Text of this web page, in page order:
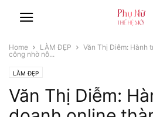
Home LÀM ĐẸP
Văn Thị Diễm: Hành
công nhờ nỗ...
LÀM ĐẸP
Văn Thị Diễm: